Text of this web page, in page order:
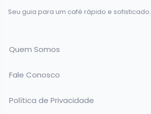
Seu guia para um café rápido e sofisticado.
Quem Somos
Fale Conosco
Política de Privacidade